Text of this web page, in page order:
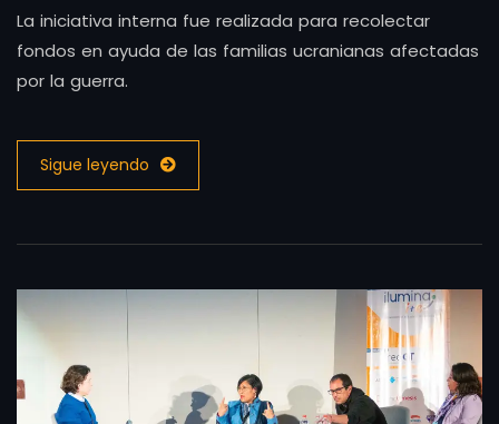
La iniciativa interna fue realizada para recolectar
fondos en ayuda de las familias ucranianas afectadas
por la guerra.
Sigue leyendo